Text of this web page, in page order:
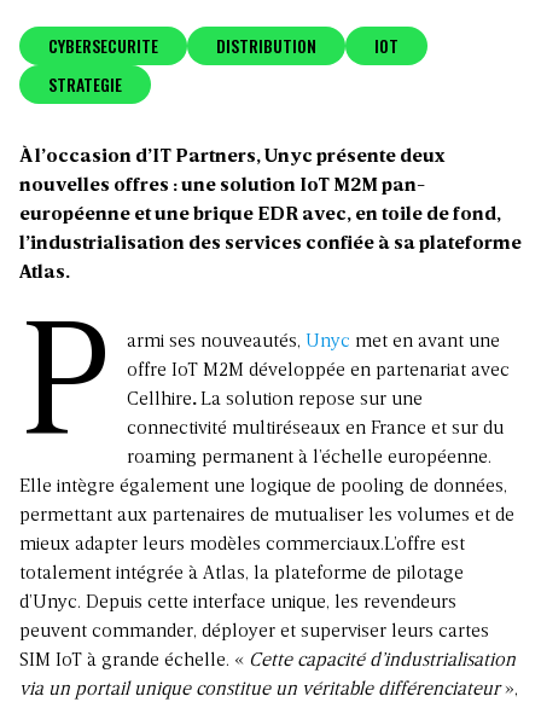
CYBERSECURITE DISTRIBUTION
IOT
STRATEGIE
À l’occasion d’IT Partners, Unyc présente deux
nouvelles offres : une solution IoT M2M pan-
européenne et une brique EDR avec, en toile de fond,
l’industrialisation des services confiée à sa plateforme
Atlas.
P armi ses nouveautés, Unyc met en avant une
offre IoT M2M développée en partenariat avec
Cellhire.La solution repose sur une
connectivité multiréseaux en France et sur du
roaming permanent à l’échelle européenne.
Elle intègre également une logique de pooling de données,
permettant aux partenaires de mutualiser les volumes et de
mieux adapter leurs modèles commerciaux.L’offre est
totalement intégrée à Atlas, la plateforme de pilotage
d’Unyc. Depuis cette interface unique, les revendeurs
peuvent commander, déployer et superviser leurs cartes
SIM IoT à grande échelle. « Cette capacité d’industrialisation
via un portail unique constitue un véritable différenciateur»,